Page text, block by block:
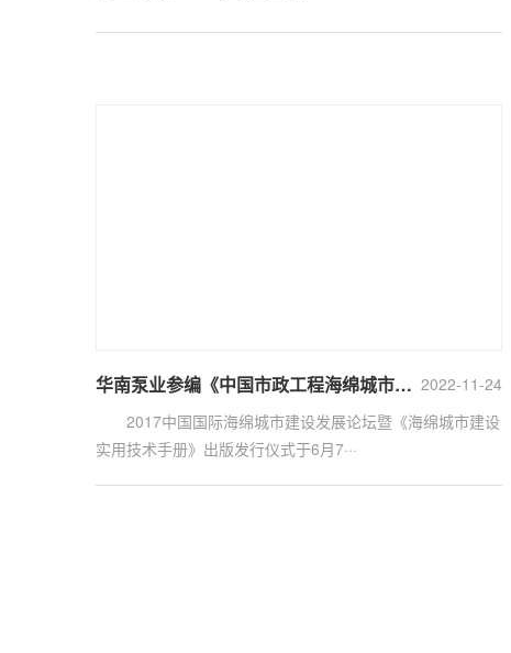
2022-11-24
华南泵业参编《中国市政工程海绵城市建设实用技术手册》出版发行仪式成功举办
2017中国国际海绵城市建设发展论坛暨《海绵城市建设
实用技术手册》出版发行仪式于6月7···